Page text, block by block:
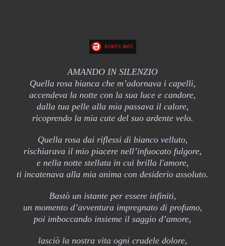
AMANDO IN SILENZIO
Quella rosa bianca che m’adornava i capelli,
accendeva la notte con la sua luce e candore,
dalla tua pelle alla mia passava il calore,
ricoprendo la mia cute del suo ardente velo.
Quella rosa dai riflessi di bianco velluto,
rischiarava il mio piacere nell’infuocato fulgore,
e nella notte stellata in cui brilla l'amore,
ti incatenava alla mia anima con desiderio assoluto.
Bastò un istante per essere infiniti,
un momento d’avventura impregnato di profumo,
poi imboccando insieme il saggio d’amore,
lasciò la nostra vita ogni crudele dolore,